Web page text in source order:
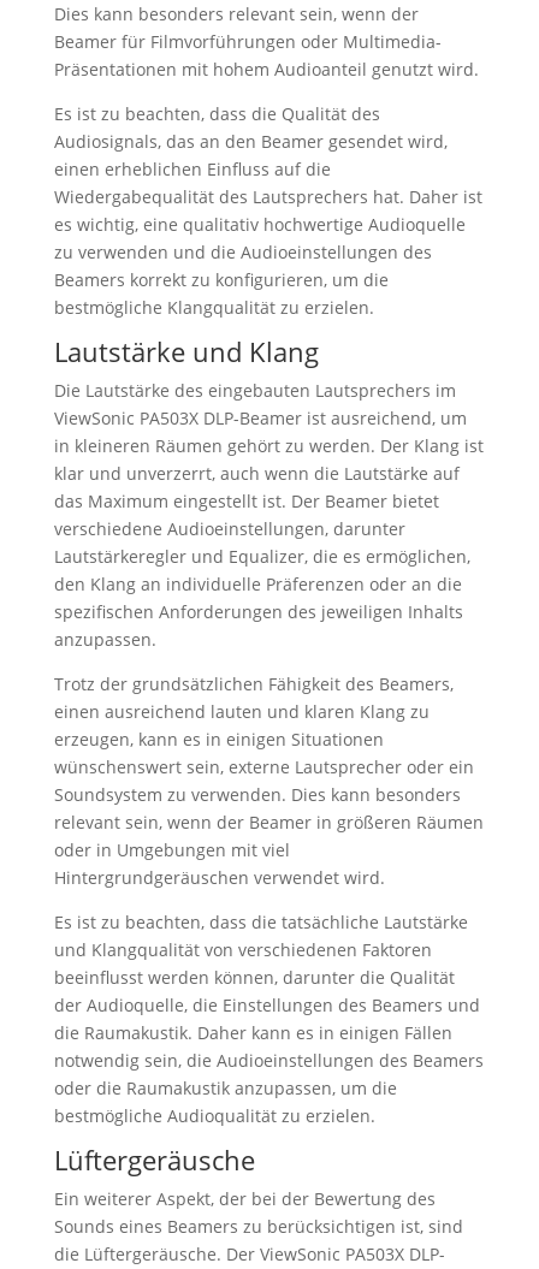
Dies kann besonders relevant sein, wenn der
Beamer für Filmvorführungen oder Multimedia-
Präsentationen mit hohem Audioanteil genutzt wird.
Es ist zu beachten, dass die Qualität des
Audiosignals, das an den Beamer gesendet wird,
einen erheblichen Einfluss auf die
Wiedergabequalität des Lautsprechers hat. Daher ist
es wichtig, eine qualitativ hochwertige Audioquelle
zu verwenden und die Audioeinstellungen des
Beamers korrekt zu konfigurieren, um die
bestmögliche Klangqualität zu erzielen.
Lautstärke und Klang
Die Lautstärke des eingebauten Lautsprechers im
ViewSonic PA503X DLP-Beamer ist ausreichend, um
in kleineren Räumen gehört zu werden. Der Klang ist
klar und unverzerrt, auch wenn die Lautstärke auf
das Maximum eingestellt ist. Der Beamer bietet
verschiedene Audioeinstellungen, darunter
Lautstärkeregler und Equalizer, die es ermöglichen,
den Klang an individuelle Präferenzen oder an die
spezifischen Anforderungen des jeweiligen Inhalts
anzupassen.
Trotz der grundsätzlichen Fähigkeit des Beamers,
einen ausreichend lauten und klaren Klang zu
erzeugen, kann es in einigen Situationen
wünschenswert sein, externe Lautsprecher oder ein
Soundsystem zu verwenden. Dies kann besonders
relevant sein, wenn der Beamer in größeren Räumen
oder in Umgebungen mit viel
Hintergrundgeräuschen verwendet wird.
Es ist zu beachten, dass die tatsächliche Lautstärke
und Klangqualität von verschiedenen Faktoren
beeinflusst werden können, darunter die Qualität
der Audioquelle, die Einstellungen des Beamers und
die Raumakustik. Daher kann es in einigen Fällen
notwendig sein, die Audioeinstellungen des Beamers
oder die Raumakustik anzupassen, um die
bestmögliche Audioqualität zu erzielen.
Lüftergeräusche
Ein weiterer Aspekt, der bei der Bewertung des
Sounds eines Beamers zu berücksichtigen ist, sind
die Lüftergeräusche. Der ViewSonic PA503X DLP-